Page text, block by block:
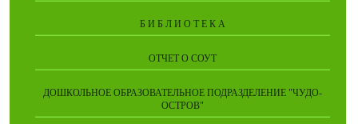
Б И Б Л И О Т Е К А
ОТЧЕТ О СОУТ
ДОШКОЛЬНОЕ ОБРАЗОВАТЕЛЬНОЕ ПОДРАЗДЕЛЕНИЕ "ЧУДО-
ОСТРОВ"